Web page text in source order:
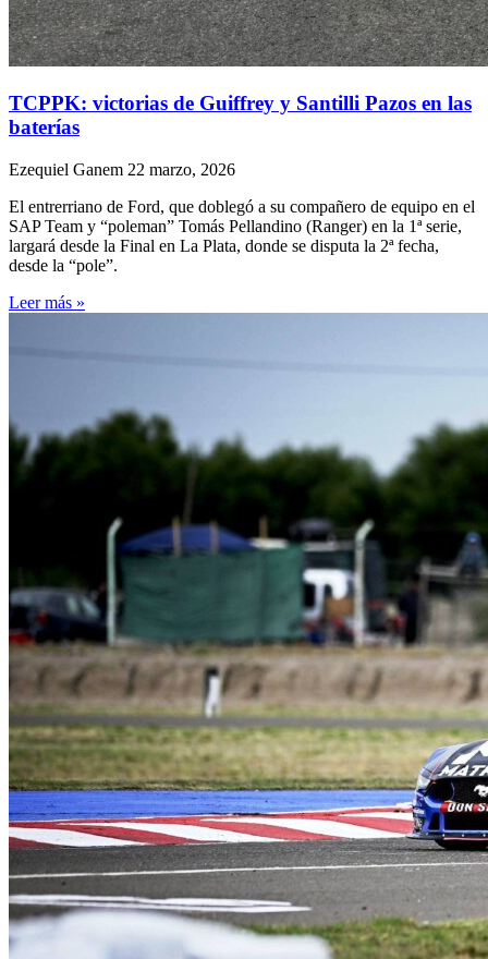
TCPPK: victorias de Guiffrey y Santilli Pazos en las
baterías
Ezequiel Ganem 22 marzo, 2026
El entrerriano de Ford, que doblegó a su compañero de equipo en el
SAP Team y “poleman” Tomás Pellandino (Ranger) en la 1ª serie,
largará desde la Final en La Plata, donde se disputa la 2ª fecha,
desde la “pole”.
Leer más »